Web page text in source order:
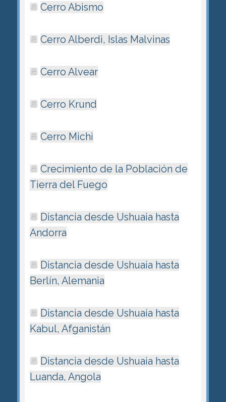
Cerro Abismo
Cerro Alberdi, Islas Malvinas
Cerro Alvear
Cerro Krund
Cerro Michi
Crecimiento de la Población de
Tierra del Fuego
Distancia desde Ushuaia hasta
Andorra
Distancia desde Ushuaia hasta
Berlín, Alemania
Distancia desde Ushuaia hasta
Kabul, Afganistán
Distancia desde Ushuaia hasta
Luanda, Angola